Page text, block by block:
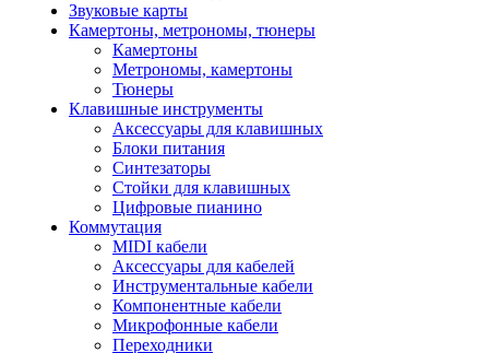
Звуковые карты
Камертоны, метрономы, тюнеры
Камертоны
Метрономы, камертоны
Тюнеры
Клавишные инструменты
Аксессуары для клавишных
Блоки питания
Синтезаторы
Стойки для клавишных
Цифровые пианино
Коммутация
MIDI кабели
Аксессуары для кабелей
Инструментальные кабели
Компонентные кабели
Микрофонные кабели
Переходники